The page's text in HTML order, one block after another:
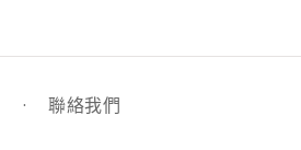
· 聯絡我們